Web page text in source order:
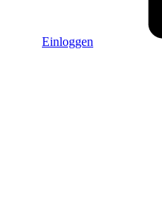
Einloggen